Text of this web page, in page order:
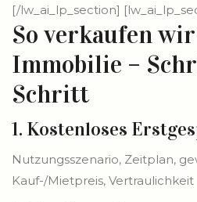
[/lw_ai_lp_section]
So verkaufen
Immobilie –
Schritt
1. Kostenloses
Nutzungsszenario, Zeitplan,
Kauf-/Mietpreis, Vertraulichkeit